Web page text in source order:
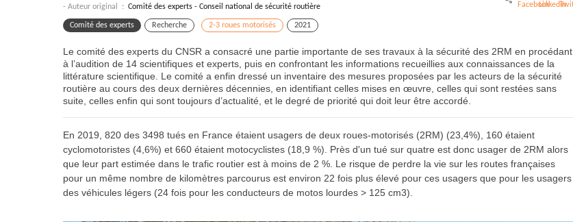
- Auteur original : Comité des experts - Conseil national de sécurité routière
Comité des experts Recherche 2-3 roues motorisés 2021
Le comité des experts du CNSR a consacré une partie importante de ses travaux à la sécurité des 2RM en procédant
à l’audition de 14 scientifiques et experts, puis en confrontant les informations recueillies aux connaissances de la
littérature scientifique. Le comité a enfin dressé un inventaire des mesures proposées par les acteurs de la sécurité
routière au cours des deux dernières décennies, en identifiant celles mises en œuvre, celles qui sont restées sans
suite, celles enfin qui sont toujours d’actualité, et le degré de priorité qui doit leur être accordé.
En 2019, 820 des 3498 tués en France étaient usagers de deux roues-motorisés (2RM) (23,4%), 160 étaient
cyclomotoristes (4,6%) et 660 étaient motocyclistes (18,9 %). Près d'un tué sur quatre est donc usager de 2RM alors
que leur part estimée dans le trafic routier est à moins de 2 %. Le risque de perdre la vie sur les routes françaises
pour un même nombre de kilomètres parcourus est environ 22 fois plus élevé pour ces usagers que pour les usagers
des véhicules légers (24 fois pour les conducteurs de motos lourdes > 125 cm3).